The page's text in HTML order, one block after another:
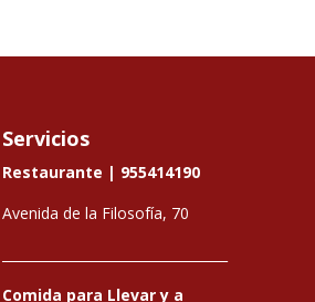
Servicios
Restaurante | 955414190
Avenida de la Filosofía, 70
Comida para Llevar y a